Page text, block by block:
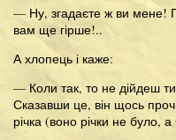
— Ну, згадаєте ж ви мене!
вам ще гірше!..
А хлопець і каже:
— Коли так, то не дійдеш
Сказавши це, він щось
річка (воно річки не було, а